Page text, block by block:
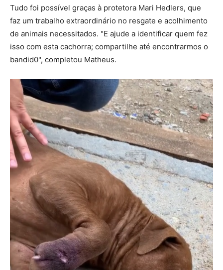
Tudo foi possível graças à protetora Mari Hedlers, que
faz um trabalho extraordinário no resgate e acolhimento
de animais necessitados. "E ajude a identificar quem fez
isso com esta cachorra; compartilhe até encontrarmos o
bandid0", completou Matheus.